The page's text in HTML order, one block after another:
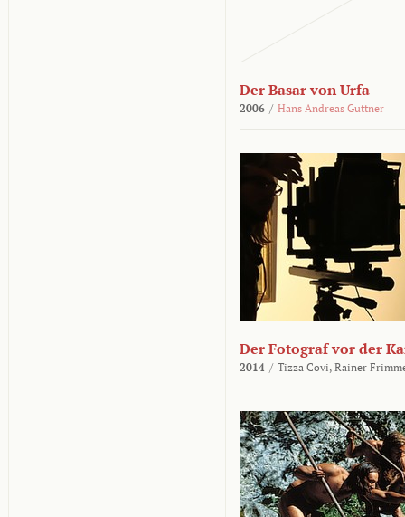
Der Basar von Urfa
2006 / Hans Andreas Guttner
Der Fotograf vor der
2014 / Tizza Covi, Rainer